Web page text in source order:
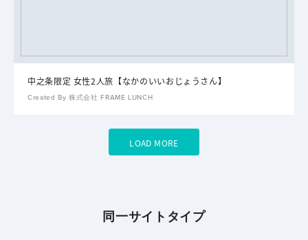
中之条限定 女性2人旅【なかのいいおじょうさん】
Created By 株式会社 FRAME LUNCH
LOAD MORE
同一サイトタイプ